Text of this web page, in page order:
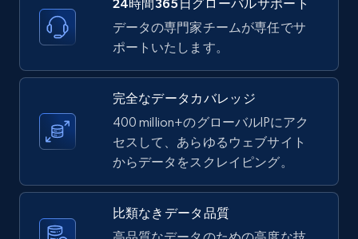
LinkedIn posts - Discover new posts
company URL
URL, ID, User id, Use url, Title, Headline, Post
text, Date posted, and more.
1.5K+ 無料トライアル
X (formerly Twitter) - Posts
24時間365日グローバルサポート
データの専門家チームが専任でサ
ポートいたします。
完全なデータカバレッジ
400 million+のグローバルIPにアク
セスして、あらゆるウェブサイト
からデータをスクレイピング。
比類なきデータ品質